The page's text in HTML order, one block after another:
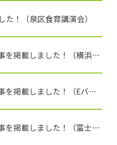
！（泉区食育講演会）
ローカルライター新規記事を掲載しました！（横浜中田少年少女発明クラブ）
ローカルライター新規記事を掲載しました！（Eバス）
ローカルライター新規記事を掲載しました！（富士山スポット巡り）